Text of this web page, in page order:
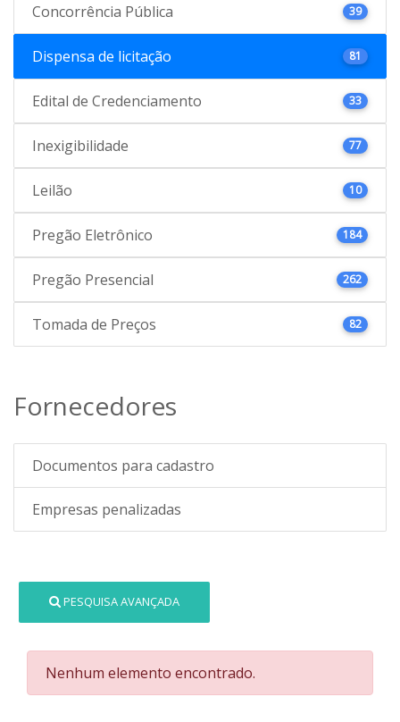
Concorrência Pública 39
Dispensa de licitação 81
Edital de Credenciamento 33
Inexigibilidade 77
Leilão 10
Pregão Eletrônico 184
Pregão Presencial 262
Tomada de Preços 82
Fornecedores
Documentos para cadastro
Empresas penalizadas
PESQUISA AVANÇADA
Nenhum elemento encontrado.